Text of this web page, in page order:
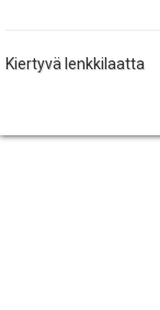
Kiertyvä lenkkilaatta